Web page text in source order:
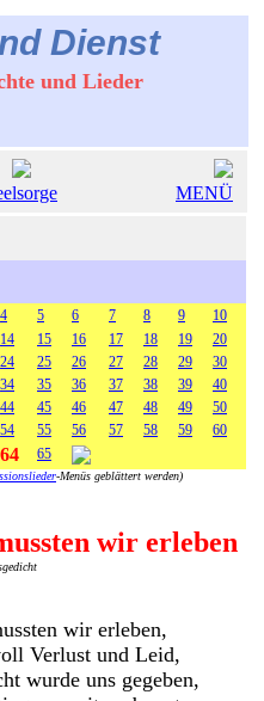
Dienst
und Lieder
MENÜ
4 5 6 7 8 9
10
14 15 16 17 18 19
20
24 25 26 27 28 29
30
34 35 36 37 38 39
40
44 45 46 47 48 49
50
54 55 56 57 58 59
60
64 65
-Menüs geblättert werden)
wir erleben
wir erleben,
Verlust und Leid,
wurde uns gegeben,